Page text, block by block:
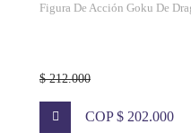
Figura De Acción Goku De
$ 212.000
COP $ 202.000